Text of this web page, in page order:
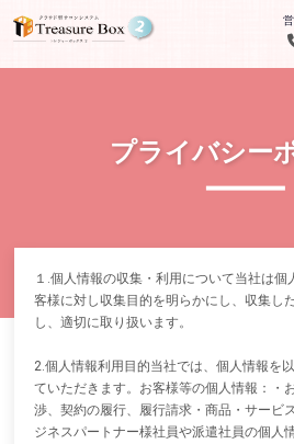
プライバシー
１.個人情報の収集・利用について当社は
客様に対し収集目的を明らかにし、収集し
し、適切に取り扱います。
2.個人情報利用目的当社では、個人情報を
ていただきます。お客様等の個人情報：・
渉、契約の履行、履行請求・商品・サービ
ジネスパートナー様社員や派遣社員の個人